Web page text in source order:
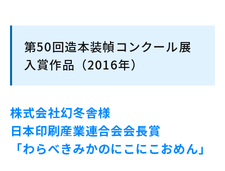
第50回造本装幀コンクール展
入賞作品（2016年）
株式会社幻冬舎様
日本印刷産業連合会会長賞
「わらべきみかのにこにこおめん」